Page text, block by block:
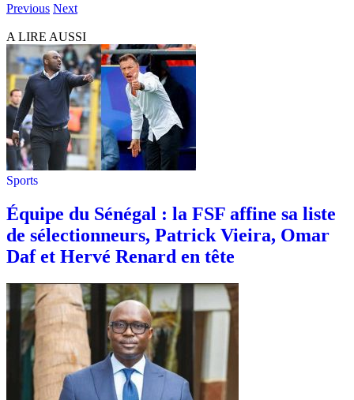
Previous Next
A LIRE AUSSI
Sports
Équipe du Sénégal : la FSF affine sa liste
de sélectionneurs, Patrick Vieira, Omar
Daf et Hervé Renard en tête